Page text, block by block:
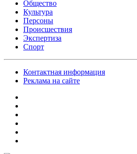
Общество
Культура
Персоны
Происшествия
Экспертиза
Спорт
Контактная информация
Реклама на сайте